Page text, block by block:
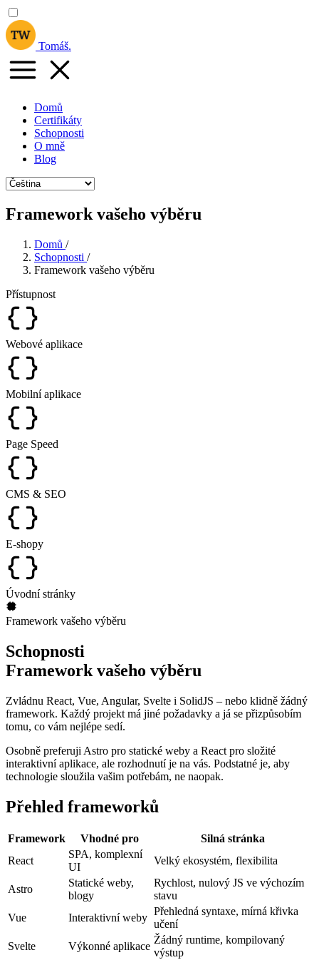
Tomáš.
Domů
Certifikáty
Schopnosti
O mně
Blog
Framework vašeho výběru
Domů /
Schopnosti /
Framework vašeho výběru
Přístupnost
Webové aplikace
Mobilní aplikace
Page Speed
CMS & SEO
E-shopy
Úvodní stránky
Framework vašeho výběru
Schopnosti
Framework vašeho výběru
Zvládnu React, Vue, Angular, Svelte i SolidJS – nebo klidně žádný
framework. Každý projekt má jiné požadavky a já se přizpůsobím
tomu, co vám nejlépe sedí.
Osobně preferuji Astro pro statické weby a React pro složité
interaktivní aplikace, ale rozhodnutí je na vás. Podstatné je, aby
technologie sloužila vašim potřebám, ne naopak.
Přehled frameworků
Framework Vhodné pro
Silná stránka
React
SPA, komplexní
UI
Velký ekosystém, flexibilita
Astro
Statické weby,
blogy
Rychlost, nulový JS ve výchozím
stavu
Vue
Interaktivní weby
Přehledná syntaxe, mírná křivka
učení
Svelte
Výkonné aplikace
Žádný runtime, kompilovaný
výstup